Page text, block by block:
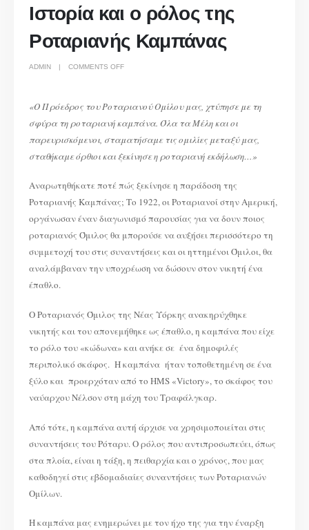
Ιστορία και ο ρόλος της
Ροταριανής Καμπάνας
ADMIN COMMENTS OFFON
ΚΑΙ
Ο
ΡΟΛΟΣ
ΤΗΣ
ΚΑΜΠΑΝΑΣ
«Ο Πρόεδρος του Ροταριανού Ομίλου μας, χτύπησε με τη
σφύρα τη ροταριανή καμπάνα. Όλα τα Μέλη και οι
παρευρισκόμενοι, σταματήσαμε τις ομιλίες μεταξύ μας,
σταθήκαμε όρθιοι και ξεκίνησε η ροταριανή εκδήλωση…»
Αναρωτηθήκατε ποτέ πώς ξεκίνησε η παράδοση της
Ροταριανής Καμπάνας; Το 1922, οι Ροταριανοί στην Αμερική,
οργάνωσαν έναν διαγωνισμό παρουσίας για να δουν ποιος
ροταριανός Όμιλος θα μπορούσε να αυξήσει περισσότερο τη
συμμετοχή του στις συναντήσεις και οι ηττημένοι Όμιλοι, θα
αναλάμβαναν την υποχρέωση να δώσουν στον νικητή ένα
έπαθλο.
Ο Ροταριανός Όμιλος της Νέας Υόρκης ανακηρύχθηκε
νικητής και του απονεμήθηκε ως έπαθλο, η καμπάνα που είχε
το ρόλο του «κώδωνα» και ανήκε σε ένα δημοφιλές
περιπολικό σκάφος. Η καμπάνα ήταν τοποθετημένη σε ένα
ξύλο και προερχόταν από το HMS «Victory», το σκάφος του
ναύαρχου Νέλσον στη μάχη του Τραφάλγκαρ.
Από τότε, η καμπάνα αυτή άρχισε να χρησιμοποιείται στις
συναντήσεις του Ρόταρυ. Ο ρόλος που αντιπροσωπεύει, όπως
στα πλοία, είναι η τάξη, η πειθαρχία και ο χρόνος, που μας
καθοδηγεί στις εβδομαδιαίες συναντήσεις των Ροταριανών
Ομίλων.
Η καμπάνα μας ενημερώνει με τον ήχο της για την έναρξη